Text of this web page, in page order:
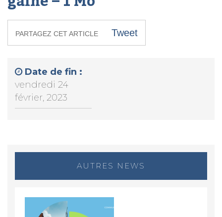
PARTAGEZ CET ARTICLE Tweet
Date de fin :
vendredi 24
février, 2023
AUTRES NEWS